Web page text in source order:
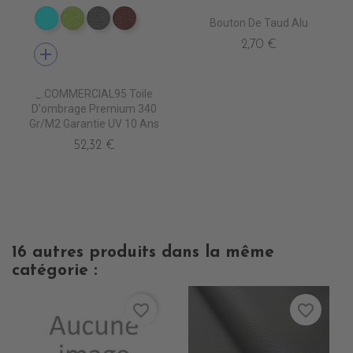
PS2050 CIEL
PS2110 SO GREEN
PS2030 STONE
PS2080 LIE DE VIN
add
_.COMMERCIAL95 Toile
D'ombrage Premium 340
Gr/m2 Garantie UV 10 Ans
52,32 €
Bouton De Taud Alu
2,70 €
16 autres produits dans la même
catégorie :
favorite_border favorite_border